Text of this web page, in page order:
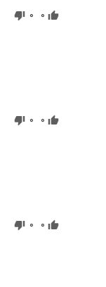
0
0
0
0
0
0